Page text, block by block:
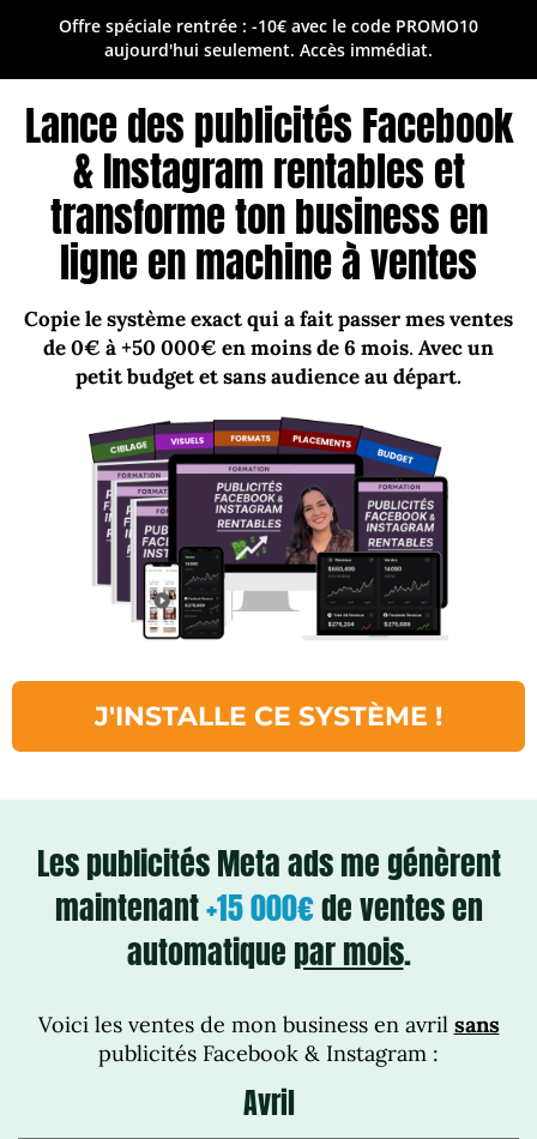
Offre spéciale rentrée : -10€ avec le code PROMO10
aujourd'hui seulement. Accès immédiat.
Lance des publicités Facebook
& Instagram rentables et
transforme ton business en
ligne en machine à ventes
Copie le système exact qui a fait passer mes ventes
de 0€ à +50 000€ en moins de 6 mois. Avec un
petit budget et sans audience au départ.
J'INSTALLE CE SYSTÈME !
Les publicités Meta ads me génèrent
maintenant+15 000€de ventes en
automatique par mois.
Voici les ventes de mon business en avril sans
publicités Facebook & Instagram :
Avril